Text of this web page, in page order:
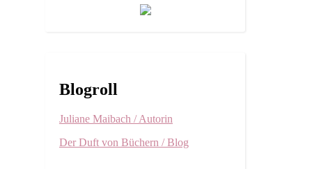
Blogroll
Juliane Maibach / Autorin
Der Duft von Büchern / Blog